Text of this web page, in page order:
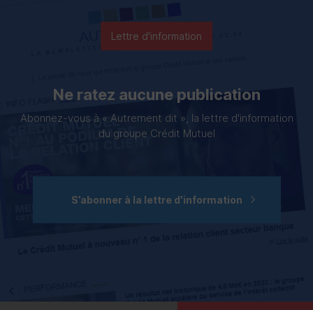
Lettre d'information
Ne ratez aucune publication
Abonnez-vous à « Autrement dit », la lettre d'information
du groupe Crédit Mutuel
S’abonner à la lettre d'information